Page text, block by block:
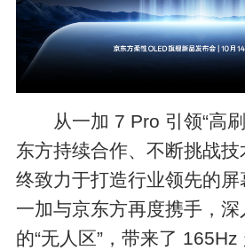
从一加 7 Pro 引领“高
东方持续合作、不断挑战
终致力于打造行业领先的屏
一加与京东方再度携手，
的“无人区”，带来了